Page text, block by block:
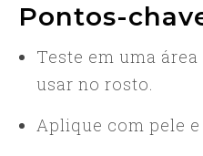
Pontos-
Teste em uma
usar no rosto.
Aplique com pele